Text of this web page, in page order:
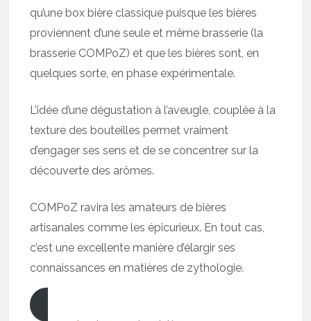
qu’une box bière classique puisque les bières
proviennent d’une seule et même brasserie (la
brasserie COMPoZ) et que les bières sont, en
quelques sorte, en phase expérimentale.
L’idée d’une dégustation à l’aveugle, couplée à la
texture des bouteilles permet vraiment
d’engager ses sens et de se concentrer sur la
découverte des arômes.
COMPoZ ravira les amateurs de bières
artisanales comme les épicurieux. En tout cas,
c’est une excellente manière d’élargir ses
connaissances en matières de zythologie.